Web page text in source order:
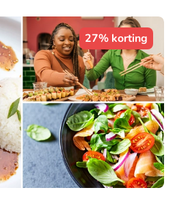
27% korting